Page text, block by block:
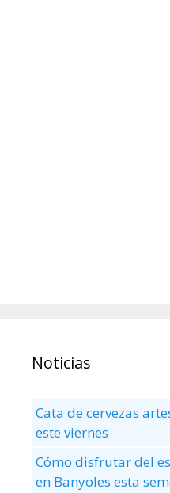
Noticias
Cata de cervezas
este viernes
Cómo disfrutar del
en Banyoles esta